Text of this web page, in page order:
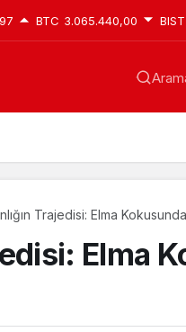
BTC 3.065.440,00 BIST
Trajedisi: Elma
Elma